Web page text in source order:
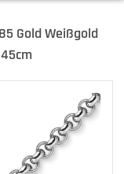
Gold Weißgold